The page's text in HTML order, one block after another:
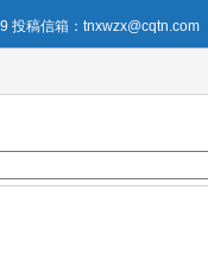
投稿信箱：tnxwzx@cqtn.com